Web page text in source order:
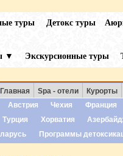
туры Детокс туры
▼ Экскурсионные туры
Главная Spa - отели Курорты
Австрия Чехия Франция
Турция Хорватия
Программы